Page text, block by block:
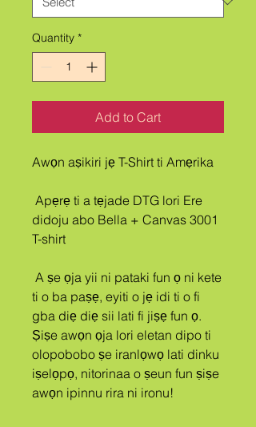
Quantity *
Add to Cart
Awọn aṣikiri jẹ T-Shirt ti Amẹrika
didoju abo Bella + Canvas 3001
T-shirt
ti o ba paṣẹ, eyiti o jẹ idi ti o fi
gba diẹ diẹ sii lati fi jiṣẹ fun ọ.
Ṣiṣe awọn ọja lori eletan dipo ti
olopobobo ṣe iranlọwọ lati dinku
iṣelọpọ, nitorinaa o ṣeun fun ṣiṣe
awọn ipinnu rira ni ironu!